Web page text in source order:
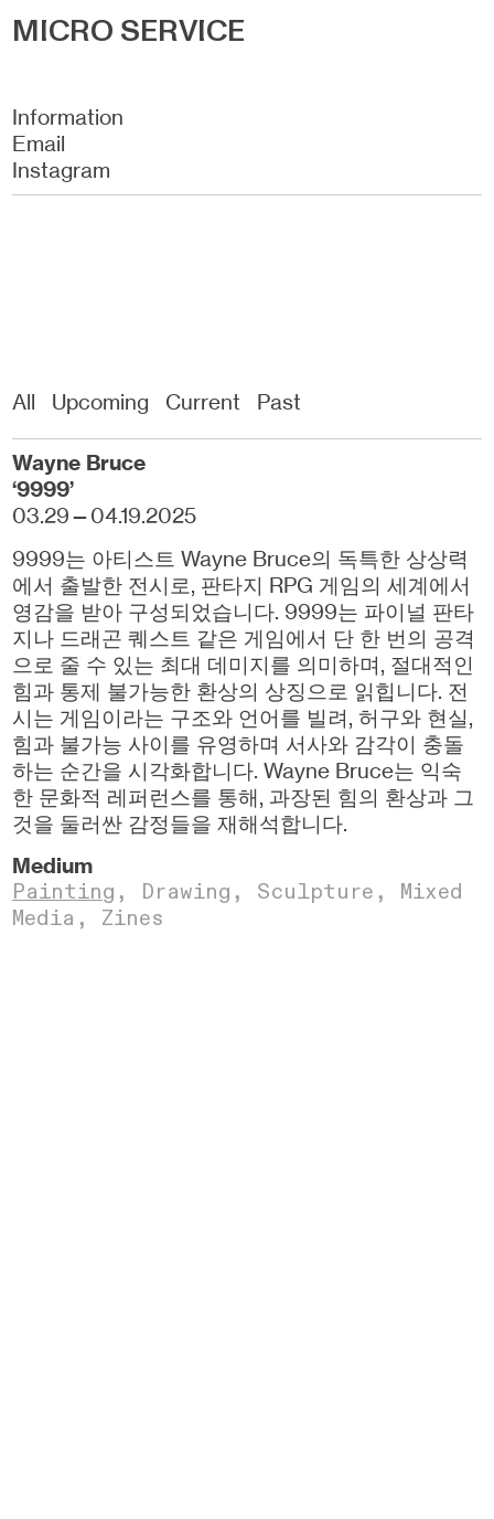
MICRO SERVICE
Information
Email
Instagram
All Upcoming Current Past
Wayne Bruce
‘9999’
03.29—04.19.2025
9999는 아티스트 Wayne Bruce의 독특한 상상력
에서 출발한 전시로, 판타지 RPG 게임의 세계에서
영감을 받아 구성되었습니다. 9999는 파이널 판타
지나 드래곤 퀘스트 같은 게임에서 단 한 번의 공격
으로 줄 수 있는 최대 데미지를 의미하며, 절대적인
힘과 통제 불가능한 환상의 상징으로 읽힙니다. 전
시는 게임이라는 구조와 언어를 빌려, 허구와 현실,
힘과 불가능 사이를 유영하며 서사와 감각이 충돌
하는 순간을 시각화합니다. Wayne Bruce는 익숙
한 문화적 레퍼런스를 통해, 과장된 힘의 환상과 그
것을 둘러싼 감정들을 재해석합니다.
Medium
Painting , Drawing, Sculpture,
Mixed
Media,
Zines